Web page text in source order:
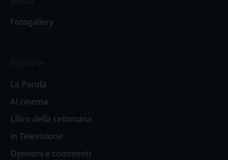
Fotogallery
La Parola
Al cinema
Libro della settimana
in Televisione
Opinioni e commenti